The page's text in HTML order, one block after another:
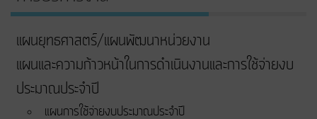
แผนยุทธศาสตร์/แผนพัฒนาหน่วยงาน
แผนและความก้าวหน้าในการดําเนินงานและการใช้จ่ายงบ
ประมาณประจําปี
แผนการใช้จ่ายงบประมาณประจำปี